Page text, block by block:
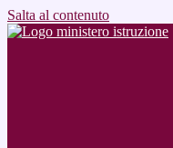
Salta al contenuto